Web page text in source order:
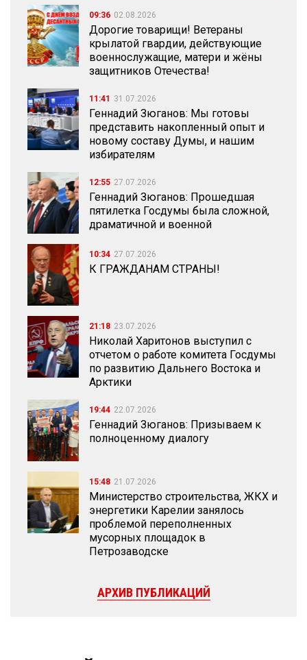
09:36 02.08.2026
Дорогие товарищи! Ветераны
крылатой гвардии, действующие
военнослужащие, матери и жёны
защитников Отечества!
11:41 31.07.2026
Геннадий Зюганов: Мы готовы
представить накопленный опыт и
новому составу Думы, и нашим
избирателям
12:55 27.07.2026
Геннадий Зюганов: Прошедшая
пятилетка Госдумы была сложной,
драматичной и военной
10:34 27.07.2026
К ГРАЖДАНАМ СТРАНЫ!
21:18 23.07.2026
Николай Харитонов выступил с
отчетом о работе комитета Госдумы
по развитию Дальнего Востока и
Арктики
19:44 22.07.2026
Геннадий Зюганов: Призываем к
полноценному диалогу
15:48 21.07.2026
Министерство строительства, ЖКХ и
энергетики Карелии занялось
проблемой переполненных
мусорных площадок в
Петрозаводске
АРХИВ ПУБЛИКАЦИЙ